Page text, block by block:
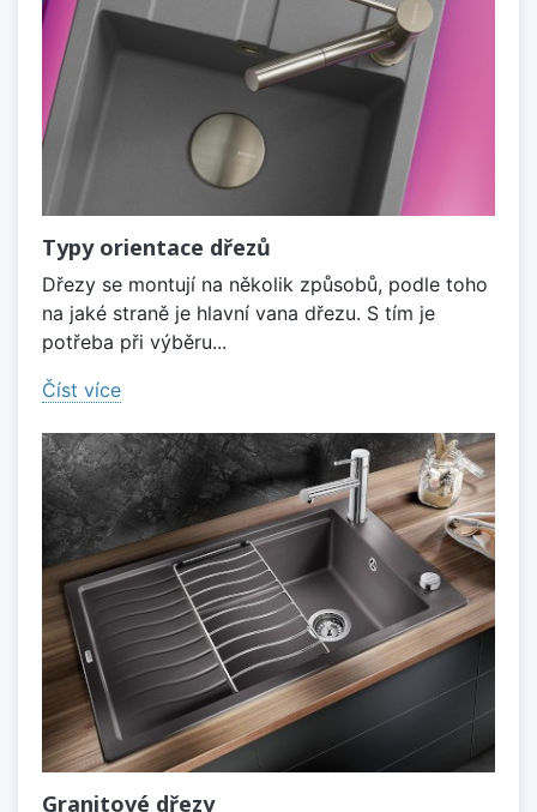
Typy orientace dřezů
Dřezy se montují na několik způsobů, podle toho
na jaké straně je hlavní vana dřezu. S tím je
potřeba při výběru...
Číst více
Granitové dřezy